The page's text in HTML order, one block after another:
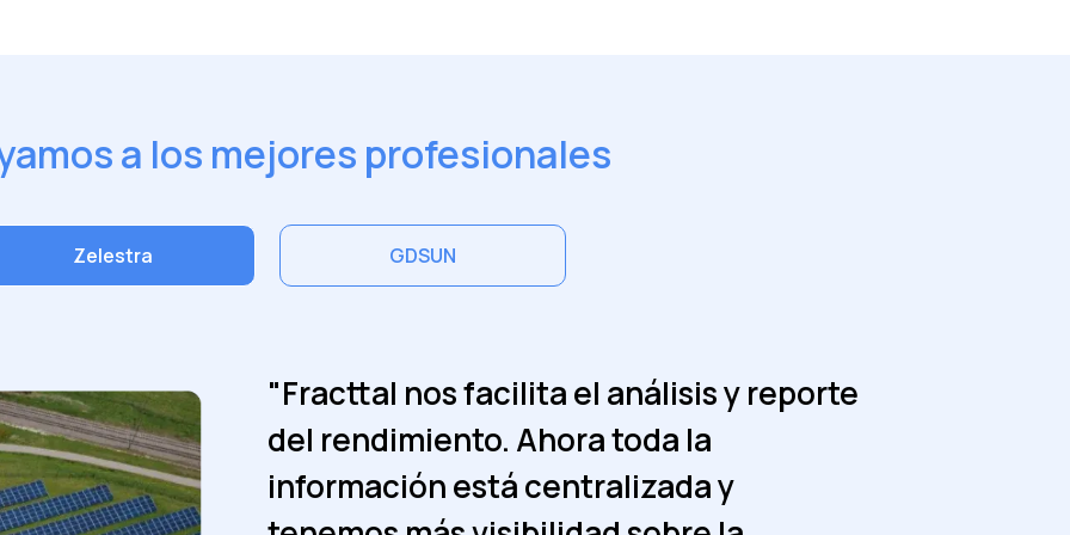
a los mejores profesionales
Zelestra GDSUN
"Fracttal nos facilita el análisis y reporte
del rendimiento. Ahora toda la
información está centralizada y
"La digitalización de los procesos con
Fracttal permitió reducir
significativamente el tiempo de